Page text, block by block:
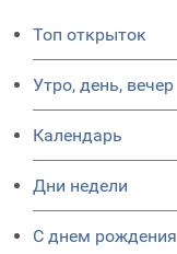
Топ открыток
Утро, день, вечер
Календарь
Дни недели
C днем рождения